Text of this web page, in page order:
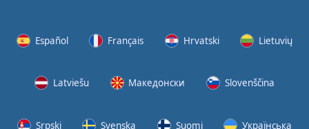
Español Français Hrvatski Lietuvių
Latviešu Македонски Slovenščina
Srpski Svenska Suomi Українська